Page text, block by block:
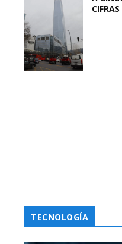
TECNOLOGÍA